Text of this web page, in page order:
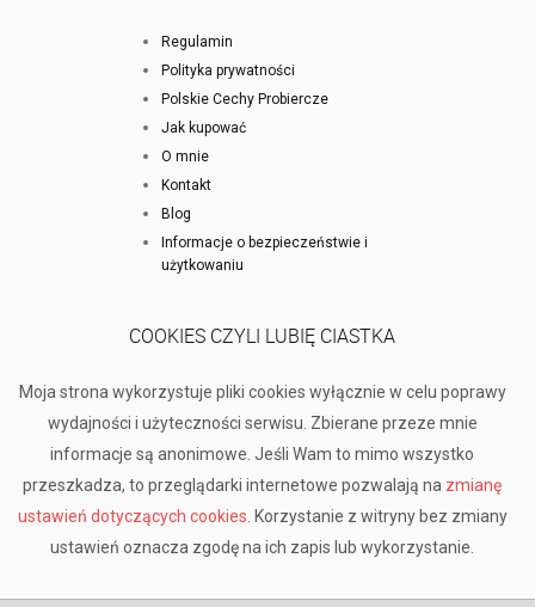
Regulamin
Polityka prywatności
Polskie Cechy Probiercze
Jak kupować
O mnie
Kontakt
Blog
Informacje o bezpieczeństwie i
użytkowaniu
COOKIES CZYLI LUBIĘ CIASTKA
Moja strona wykorzystuje pliki cookies wyłącznie w celu poprawy
wydajności i użyteczności serwisu. Zbierane przeze mnie
informacje są anonimowe. Jeśli Wam to mimo wszystko
przeszkadza, to przeglądarki internetowe pozwalają na zmianę
ustawień dotyczących cookies . Korzystanie z witryny bez zmiany
ustawień oznacza zgodę na ich zapis lub wykorzystanie.